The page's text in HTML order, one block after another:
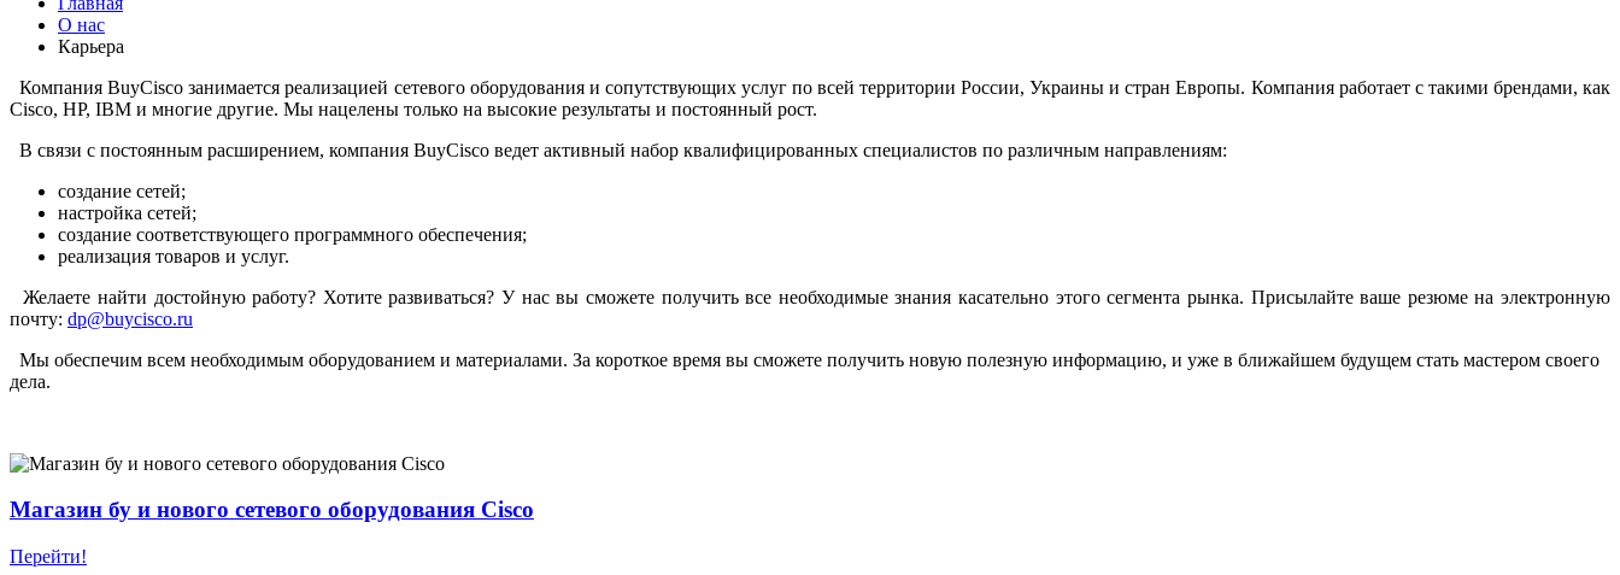
О нас
Карьера
Компания BuyCisco занимается реализацией сетевого оборудования и сопутствующих услуг по всей территории России, Украины и стран Европы. Компания работает с такими брендами, как
Cisco, HP, IBM и многие другие. Мы нацелены только на высокие результаты и постоянный рост.
В связи с постоянным расширением, компания BuyCisco ведет активный набор квалифицированных специалистов по различным направлениям:
создание сетей;
настройка сетей;
создание соответствующего программного обеспечения;
реализация товаров и услуг.
Желаете найти достойную работу? Хотите развиваться? У нас вы сможете получить все необходимые знания касательно этого сегмента рынка. Присылайте ваше резюме на электронную
почту: dp@buycisco.ru
Мы обеспечим всем необходимым оборудованием и материалами. За короткое время вы сможете получить новую полезную информацию, и уже в ближайшем будущем стать мастером своего
дела.
Магазин бу и нового сетевого оборудования Cisco
Перейти!